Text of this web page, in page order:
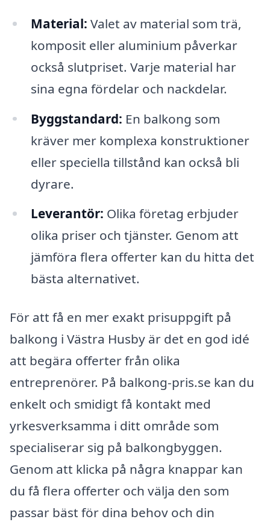
Material: Valet av material som trä,
komposit eller aluminium påverkar
också slutpriset. Varje material har
sina egna fördelar och nackdelar.
Byggstandard: En balkong som
kräver mer komplexa konstruktioner
eller speciella tillstånd kan också bli
dyrare.
Leverantör: Olika företag erbjuder
olika priser och tjänster. Genom att
jämföra flera offerter kan du hitta det
bästa alternativet.
För att få en mer exakt prisuppgift på
balkong i Västra Husby är det en god idé
att begära offerter från olika
entreprenörer. På balkong-pris.se kan du
enkelt och smidigt få kontakt med
yrkesverksamma i ditt område som
specialiserar sig på balkongbyggen.
Genom att klicka på några knappar kan
du få flera offerter och välja den som
passar bäst för dina behov och din